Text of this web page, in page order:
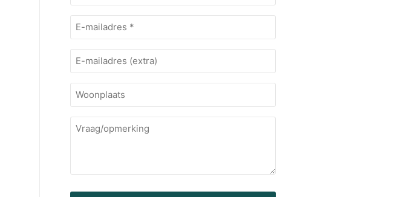
E-
mailadres
(Vereist)
E-
mailadres
Woonplaats
Vraag/opmerking